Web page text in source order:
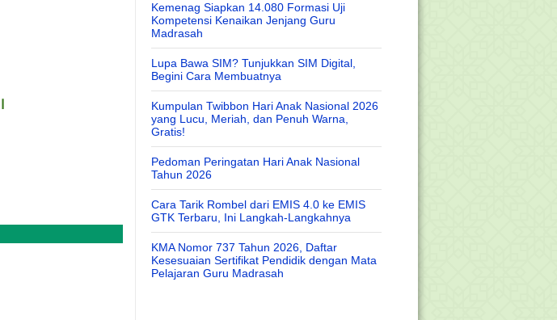
Kemenag Siapkan 14.080 Formasi Uji
Kompetensi Kenaikan Jenjang Guru
Madrasah
Lupa Bawa SIM? Tunjukkan SIM Digital,
Begini Cara Membuatnya
Kumpulan Twibbon Hari Anak Nasional 2026
yang Lucu, Meriah, dan Penuh Warna,
Gratis!
Pedoman Peringatan Hari Anak Nasional
Tahun 2026
Cara Tarik Rombel dari EMIS 4.0 ke EMIS
GTK Terbaru, Ini Langkah-Langkahnya
KMA Nomor 737 Tahun 2026, Daftar
Kesesuaian Sertifikat Pendidik dengan Mata
Pelajaran Guru Madrasah